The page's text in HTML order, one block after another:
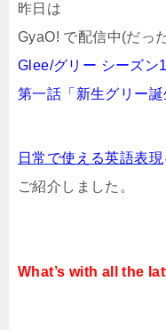
昨日は
GyaO! で配信中(だっ
Glee/グリー シーズン
第一話「新生グリー誕
日常で使える英語表現
ご紹介しました。
What’s with all the